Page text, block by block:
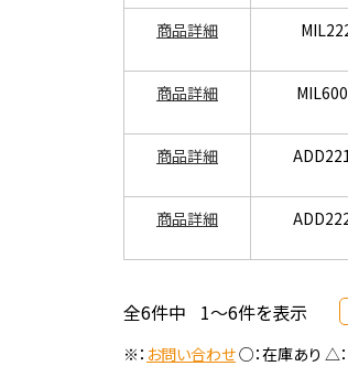
商品詳細
商品詳細
商品詳細
商品詳細
全6件中 1～6件を表示
※： お問い合わせ○：在庫あり △